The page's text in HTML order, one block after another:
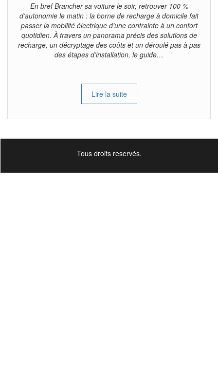
En bref Brancher sa voiture le soir, retrouver 100 %
d’autonomie le matin : la borne de recharge à domicile fait
passer la mobilité électrique d’une contrainte à un confort
quotidien. À travers un panorama précis des solutions de
recharge, un décryptage des coûts et un déroulé pas à pas
des étapes d’installation, le guide…
Lire la suite
Tous droits reservés.